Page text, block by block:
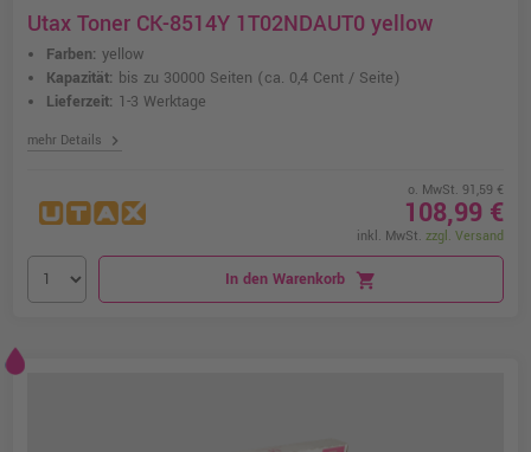
Utax Toner CK-8514Y 1T02NDAUT0 yellow
Farben: yellow
Kapazität: bis zu 30000 Seiten (ca. 0,4 Cent / Seite)
Lieferzeit: 1-3 Werktage
mehr Details chevron_right
o. MwSt. 91,59 €
108,99 €
inkl. MwSt. zzgl. Versand
In den Warenkorb shopping_cart